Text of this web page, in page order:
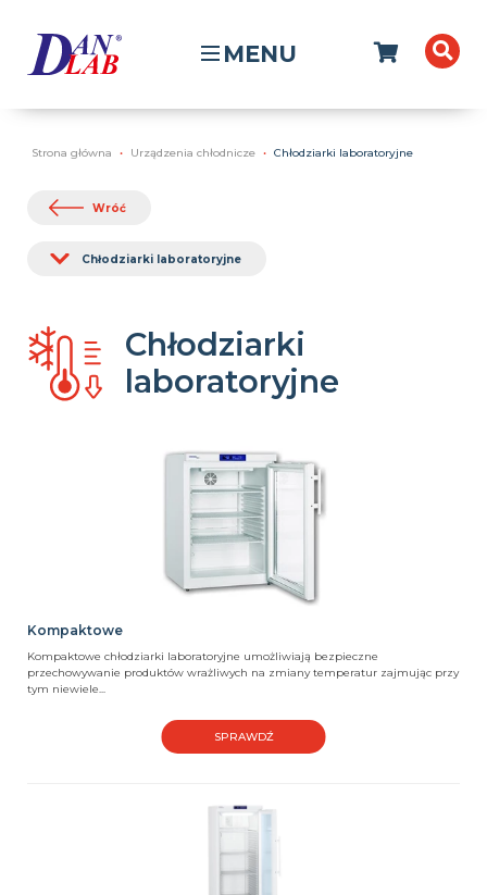
MENU
Strona główna Urządzenia chłodnicze Chłodziarki laboratoryjne
Wróć
Chłodziarki laboratoryjne
Chłodziarki
laboratoryjne
Kompaktowe
Kompaktowe chłodziarki laboratoryjne umożliwiają bezpieczne
przechowywanie produktów wrażliwych na zmiany temperatur zajmując przy
tym niewiele...
SPRAWDŹ